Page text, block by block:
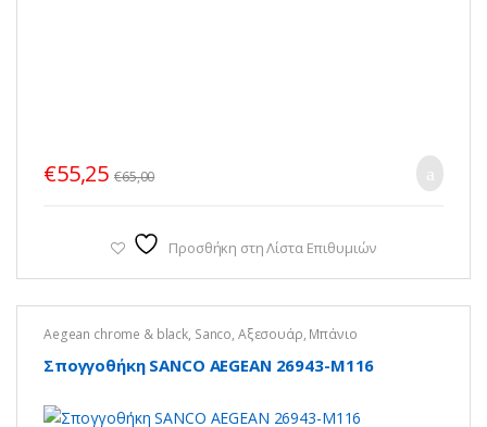
€55,25 €65,00
Προσθήκη στη Λίστα Επιθυμιών
Aegean chrome & black, Sanco, Αξεσουάρ, Μπάνιο
Σπογγοθήκη SANCO AEGEAN 26943-Μ116